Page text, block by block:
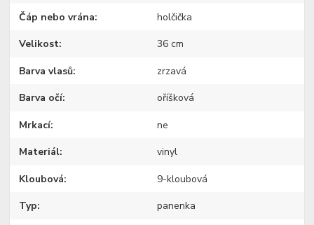
Čáp nebo vrána holčička
Velikost 36 cm
Barva vlasů zrzavá
Barva očí oříšková
Mrkací ne
Materiál vinyl
Kloubová 9-kloubová
Typ panenka